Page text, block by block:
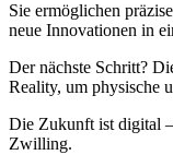
Sie ermöglichen
neue Innovationen in
Der nächste Schritt?
Reality, um physische
Die Zukunft ist digital
Zwilling.